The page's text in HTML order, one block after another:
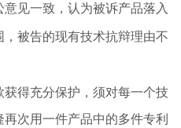
见一致，认为被诉产品落入
被告的现有技术抗辩理由不
得充分保护，须对每一个技
次用一件产品中的多件专利